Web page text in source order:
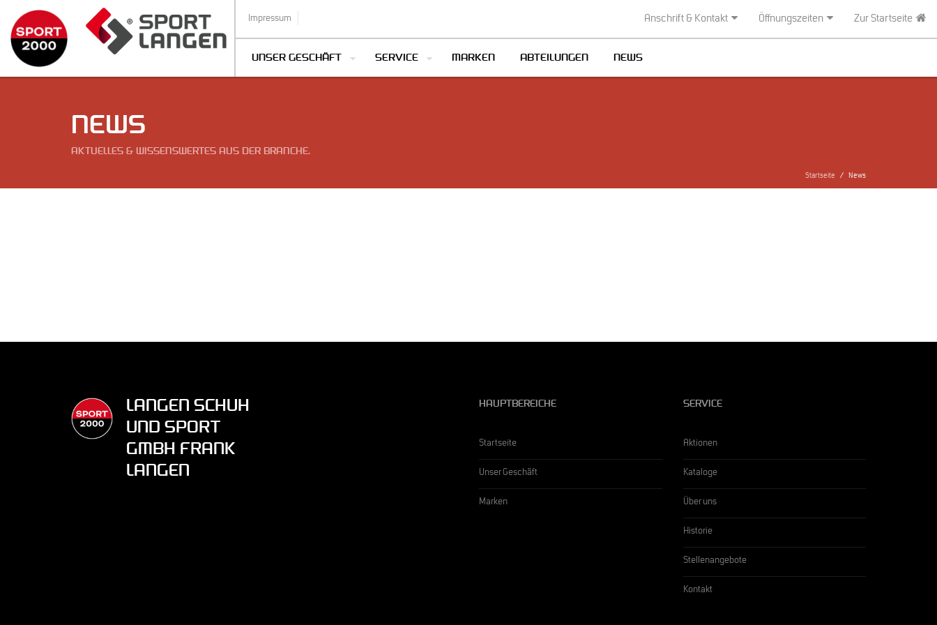
Impressum Anschrift & Kontakt Öffnungszeiten Zur Startseite
UNSER GESCHÄFT SERVICE MARKEN ABTEILUNGEN NEWS
NEWS
AKTUELLES & WISSENSWERTES AUS DER BRANCHE.
Startseite News
LANGEN SCHUH
UND SPORT
GMBH FRANK
LANGEN
HAUPTBEREICHE
Startseite
Unser Geschäft
Marken
SERVICE
Aktionen
Kataloge
Über uns
Historie
Stellenangebote
Kontakt